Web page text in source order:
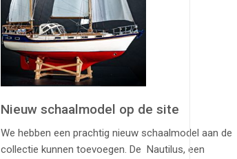
Nieuw schaalmodel op de site
We hebben een prachtig nieuw schaalmodel aan de
collectie kunnen toevoegen. De Nautilus, een